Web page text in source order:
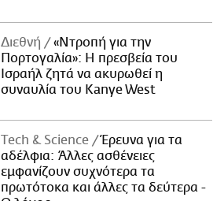
Διεθνή
«Ντροπή για την
Πορτογαλία»: Η πρεσβεία του
Ισραήλ ζητά να ακυρωθεί η
συναυλία του Kanye West
Τech & Science
Έρευνα για τα
αδέλφια: Άλλες ασθένειες
εμφανίζουν συχνότερα τα
πρωτότοκα και άλλες τα δεύτερα -